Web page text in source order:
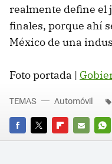
realmente define el
finales, porque ahí
México de una
Foto portada |
FACEBOOK
TWITTERFLIPBOARD
E-
TEMAS Automóvil